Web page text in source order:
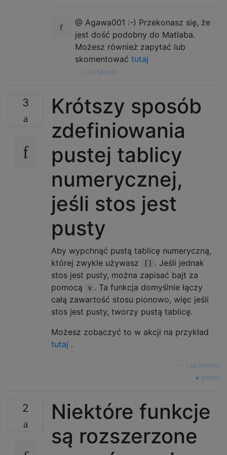
@ Agawa001 :-) Przekonasz się, że
jest dość podobny do Matlaba.
Możesz również zapytać lub
skomentować tutaj
Luis Mendo
3
Krótszy sposób
zdefiniowania
pustej tablicy
numerycznej,
jeśli stos jest
pusty
Aby wypchnąć pustą tablicę numeryczną,
której zwykle używasz
[]
. Jeśli jednak
stos jest pusty, można zapisać bajt za
pomocą
v . Ta funkcja domyślnie łączy
całą zawartość stosu pionowo, więc jeśli
stos jest pusty, tworzy pustą tablicę.
Możesz zobaczyć to w akcji na przykład
tutaj .
Luis Mendo
źródło
2
Niektóre funkcje
są rozszerzone